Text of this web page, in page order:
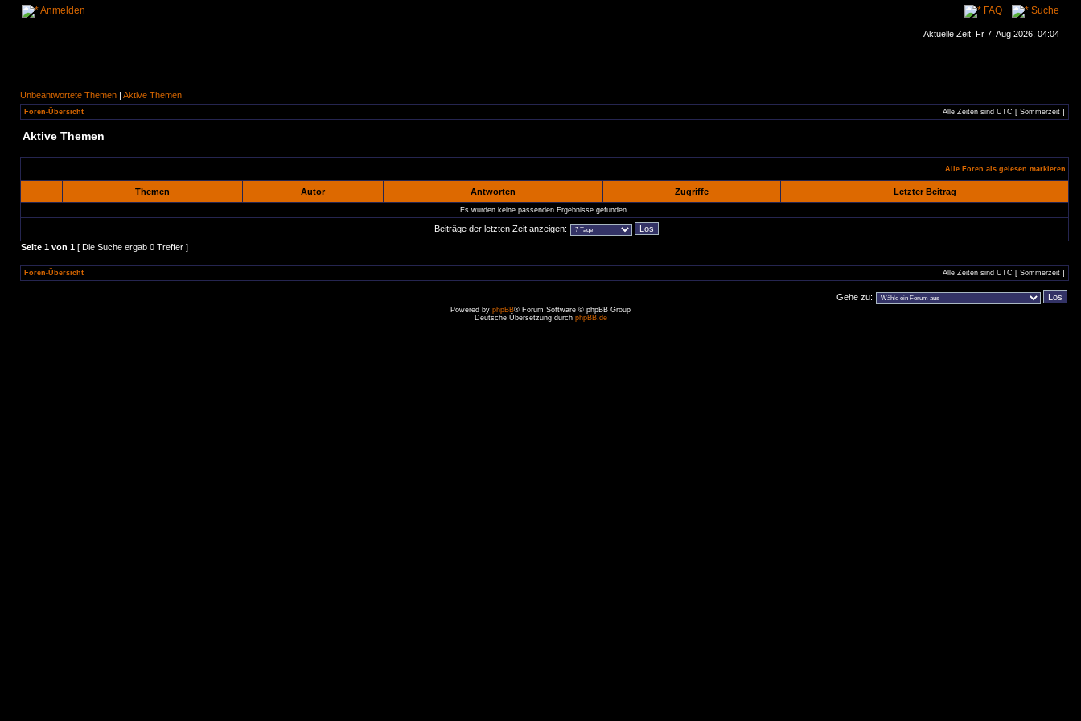
Anmelden FAQ Suche
Aktuelle Zeit: Fr 7. Aug 2026, 04:04
Unbeantwortete Themen | Aktive Themen
Foren-Übersicht Alle Zeiten sind UTC [ Sommerzeit ]
Aktive Themen
Alle Foren als gelesen markieren
Themen Autor Antworten Zugriffe Letzter Beitrag
Es wurden keine passenden Ergebnisse gefunden.
Beiträge der letzten Zeit anzeigen:
Seite 1 von 1 [ Die Suche ergab 0 Treffer ]
Foren-Übersicht Alle Zeiten sind UTC [ Sommerzeit ]
Gehe zu:
Powered by phpBB® Forum Software © phpBB Group
Deutsche Übersetzung durch phpBB.de